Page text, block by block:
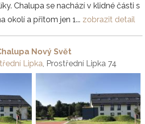
Chalupa se nachází v klidné části s
okolí a přitom jen 1... zobrazit detail
Nový Svět
Lipka, Prostřední Lipka 74